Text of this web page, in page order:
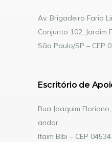
Av. Brigadeiro Faria
Conjunto 102, Jardim
São Paulo/SP – CEP
Escritório de
Rua Joaquim
andar.
Itaim Bibi – CEP